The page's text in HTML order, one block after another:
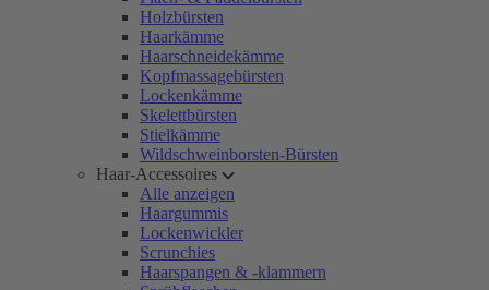
Holzbürsten
Haarkämme
Haarschneidekämme
Kopfmassagebürsten
Lockenkämme
Skelettbürsten
Stielkämme
Wildschweinborsten-Bürsten
Haar-Accessoires
Alle anzeigen
Haargummis
Lockenwickler
Scrunchies
Haarspangen & -klammern